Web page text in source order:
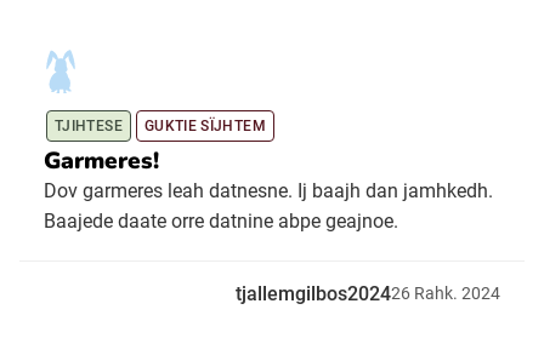
TJIHTESE GUKTIE SÏJHTEM
Garmeres!
Dov garmeres leah datnesne. Ij baajh dan jamhkedh.
Baajede daate orre datnine abpe geajnoe.
tjallemgilbos202426 Rahk. 2024